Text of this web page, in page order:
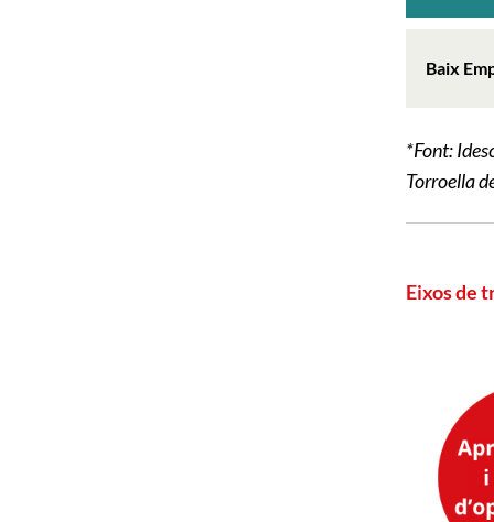
Baix
*Font:
Torroella
Eixos de